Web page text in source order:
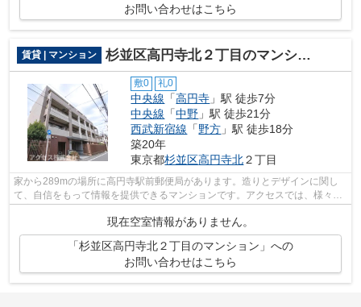
お問い合わせはこちら
賃貸 | マンション 杉並区高円寺北２丁目のマンション
敷0 礼0
中央線 「高円寺 」駅 徒歩7分
中央線 「中野 」駅 徒歩21分
西武新宿線 「野方 」駅 徒歩18分
築20年
東京都杉並区高円寺北２丁目
家から289mの場所に高円寺駅前郵便局があります。造りとデザインに関し
て、自信をもって情報を提供できるマンションです。アクセスでは、様々な
現在空室情報がありません。
「杉並区高円寺北２丁目のマンション」への
お問い合わせはこちら